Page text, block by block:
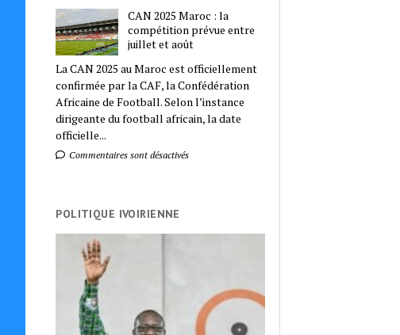
CAN 2025 Maroc : la
compétition prévue entre
juillet et août
La CAN 2025 au Maroc est officiellement
confirmée par la CAF, la Confédération
Africaine de Football. Selon l’instance
dirigeante du football africain, la date
officielle...
Commentaires sont désactivés
POLITIQUE IVOIRIENNE